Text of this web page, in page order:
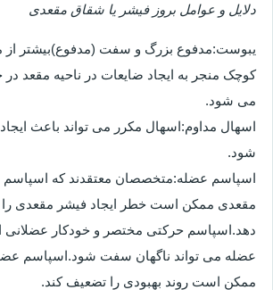
دلایل و عوامل بروز فیشر یا شقاق مقعدی
یبوست:مدفوع بزرگ و سفت (مدفوع)بیشتر از
کوچک منجر به ایجاد ضایعات در ناحیه مقعد
می شود.
اسهال مداوم:اسهال مکرر می تواند باعث
شود.
اسپاسم عضله:متخصصان معتقدند که اسپاسم
مقعدی ممکن است خطر ایجاد فیشر مقعدی را
دهد.اسپاسم حرکتی مختصر و خودکار
عضله می تواند ناگهان سفت شود.اسپاسم
ممکن است روند بهبودی را تضعیف کند.